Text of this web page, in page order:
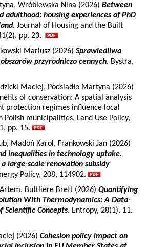
Wróblewska Nina (2026) Between
adulthood: housing experiences of PhD
. Journal of Housing and the Built
pp. 23.
Mariusz (2026) Sprawiedliwa
przyrodniczo cennych. Bystra,
Maciej, Podsiadło Martyna (2026)
of conservation: A spatial analysis
protection regimes influence local
Polish municipalities. Land Use Policy,
pp. 15.
Madoń Karol, Frankowski Jan (2026)
inequalities in technology uptake.
large-scale renovation subsidy
Policy, 208, 114902.
Buttliere Brett (2026) Quantifying
With Thermodynamics: A Data-
Scientific Concepts. Entropy, 28(1), 11.
(2026) Cohesion policy impact on